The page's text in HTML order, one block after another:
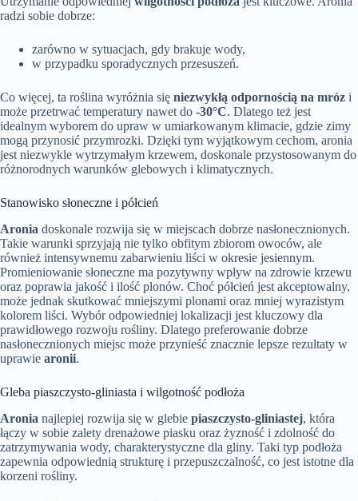
radzi sobie dobrze:
zarówno w sytuacjach, gdy brakuje wody,
w przypadku sporadycznych przesuszeń.
Co więcej, ta roślina wyróżnia się niezwykłą odpornością na mróz i
może przetrwać temperatury nawet do -30°C. Dlatego też jest
idealnym wyborem do upraw w umiarkowanym klimacie, gdzie zimy
mogą przynosić przymrozki. Dzięki tym wyjątkowym cechom, aronia
jest niezwykle wytrzymałym krzewem, doskonale przystosowanym do
różnorodnych warunków glebowych i klimatycznych.
Stanowisko słoneczne i półcień
Aronia doskonale rozwija się w miejscach dobrze nasłonecznionych.
Takie warunki sprzyjają nie tylko obfitym zbiorom owoców, ale
również intensywnemu zabarwieniu liści w okresie jesiennym.
Promieniowanie słoneczne ma pozytywny wpływ na zdrowie krzewu
oraz poprawia jakość i ilość plonów. Choć półcień jest akceptowalny,
może jednak skutkować mniejszymi plonami oraz mniej wyrazistym
kolorem liści. Wybór odpowiedniej lokalizacji jest kluczowy dla
prawidłowego rozwoju rośliny. Dlatego preferowanie dobrze
nasłonecznionych miejsc może przynieść znacznie lepsze rezultaty w
uprawie aronii.
Gleba piaszczysto-gliniasta i wilgotność podłoża
Aronia najlepiej rozwija się w glebie piaszczysto-gliniastej, która
łączy w sobie zalety drenażowe piasku oraz żyzność i zdolność do
zatrzymywania wody, charakterystyczne dla gliny. Taki typ podłoża
zapewnia odpowiednią strukturę i przepuszczalność, co jest istotne dla
korzeni rośliny.